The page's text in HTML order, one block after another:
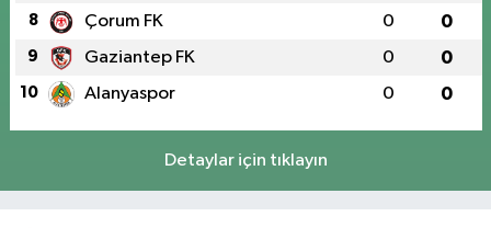
8 Çorum FK 0 0
9 Gaziantep FK 0 0
10 Alanyaspor 0 0
Detaylar için tıklayın